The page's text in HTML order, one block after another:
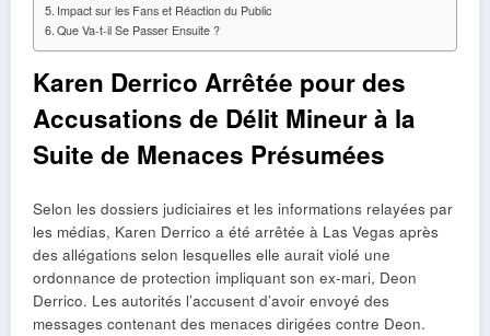
Impact sur les Fans et Réaction du Public
Que Va-t-il Se Passer Ensuite ?
Karen Derrico Arrêtée pour des
Accusations de Délit Mineur à la
Suite de Menaces Présumées
Selon les dossiers judiciaires et les informations relayées par
les médias, Karen Derrico a été arrêtée à Las Vegas après
des allégations selon lesquelles elle aurait violé une
ordonnance de protection impliquant son ex-mari, Deon
Derrico. Les autorités l’accusent d’avoir envoyé des
messages contenant des menaces dirigées contre Deon.